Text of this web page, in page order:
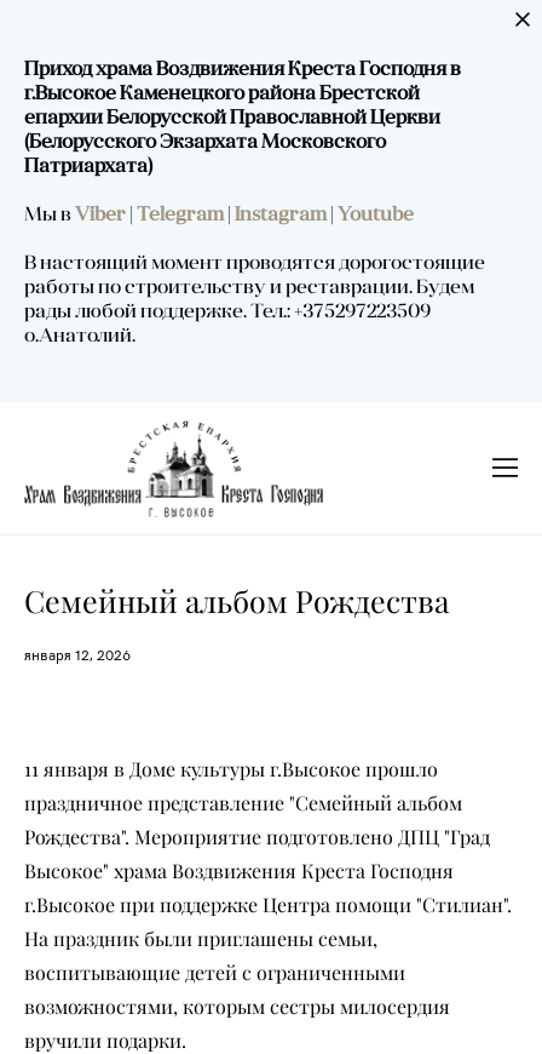
Приход храма Воздвижения Креста Господня в
г.Высокое Каменецкого района Брестской
епархии Белорусской Православной Церкви
(Белорусского Экзархата Московского
Патриархата)
Мы в Viber | Telegram| Instagram| Youtube
В настоящий момент проводятся дорогостоящие
работы по строительству и реставрации. Будем
рады любой поддержке. Тел.: +375297223509
о.Анатолий.
Семейный альбом Рождества
января 12, 2026
11 января в Доме культуры г.Высокое прошло
праздничное представление "Семейный альбом
Рождества". Мероприятие подготовлено ДПЦ "Град
Высокое" храма Воздвижения Креста Господня
г.Высокое при поддержке Центра помощи "Стилиан".
На праздник были приглашены семьи,
воспитывающие детей с ограниченными
возможностями, которым сестры милосердия
вручили подарки.